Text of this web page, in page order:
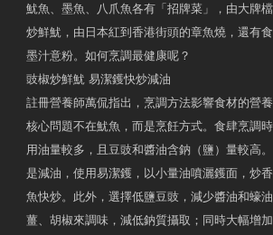
魷魚、墨魚、八爪魚各有「招牌菜」，由大牌
炒鮮魷，由日本紅到香港街頭的章魚燒，還有
墨汁意粉。如何烹調最健康呢？
豉椒炒鮮魷 易潔鑊快炒減油
註冊營養師萬侃指出，烹調方法影響食材的營
核心問題不在魷魚，而是烹飪方式。食肆烹調
用油量較多，且豆豉和醬油含鈉（鹽）量較高
是減油，使用易潔鑊，以小量油噴灑鑊面，炒
魚快炒。此外，選擇低鹽豆豉，減少醬油和蠔油
薑、胡椒來調味，減低鈉質攝取；同時大幅增